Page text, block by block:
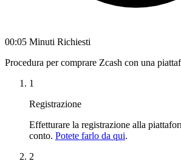
00:05 Minuti Richiesti
Procedura per comprare Zcash con una
1
Registrazione
Effetturare la registrazione alla
conto. Potete farlo da qui.
2